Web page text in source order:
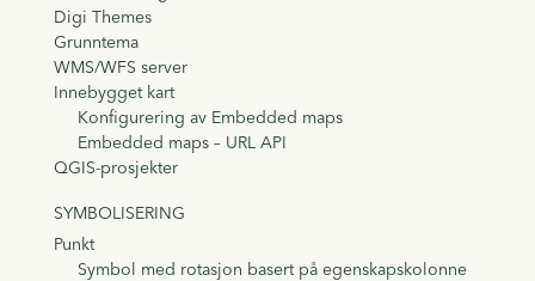
Digi Themes
Grunntema
WMS/WFS server
Innebygget kart
Konfigurering av Embedded maps
Embedded maps – URL API
QGIS-prosjekter
SYMBOLISERING
Punkt
Symbol med rotasjon basert på egenskapskolonne